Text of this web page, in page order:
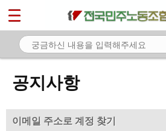
공지사항
이메일 주소로 계정 찾기
마이페이지
소개
- 공지사항
- 성명·보도